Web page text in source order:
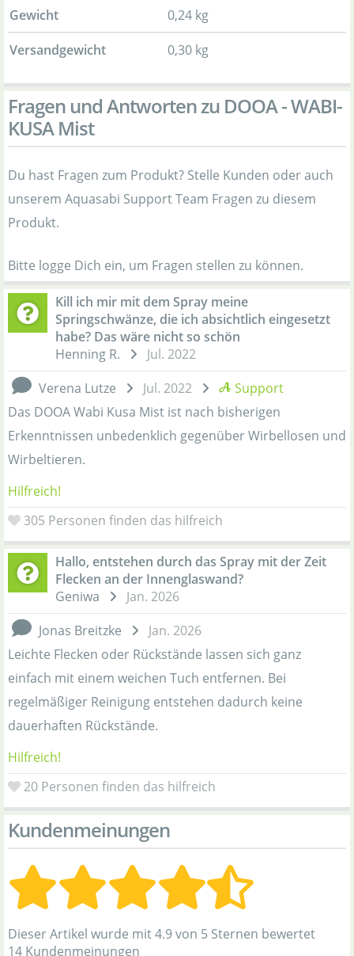
Gewicht
0,24 kg
Versandgewicht
0,30 kg
Fragen und Antworten zu DOOA - WABI-
KUSA Mist
Du hast Fragen zum Produkt? Stelle Kunden oder auch
unserem Aquasabi Support Team Fragen zu diesem
Produkt.
Bitte logge Dich ein, um Fragen stellen zu können.
Kill ich mir mit dem Spray meine
Springschwänze, die ich absichtlich eingesetzt
habe? Das wäre nicht so schön
Henning R.
Jul. 2022
Verena Lutze
Jul. 2022
Support
Das DOOA Wabi Kusa Mist ist nach bisherigen
Erkenntnissen unbedenklich gegenüber Wirbellosen und
Wirbeltieren.
Hilfreich!
305 Personen finden das hilfreich
Hallo, entstehen durch das Spray mit der Zeit
Flecken an der Innenglaswand?
Geniwa
Jan. 2026
Jonas Breitzke
Jan. 2026
Leichte Flecken oder Rückstände lassen sich ganz
einfach mit einem weichen Tuch entfernen. Bei
regelmäßiger Reinigung entstehen dadurch keine
dauerhaften Rückstände.
Hilfreich!
20 Personen finden das hilfreich
Kundenmeinungen
Dieser Artikel wurde mit 4.9 von 5 Sternen bewertet
14 Kundenmeinungen